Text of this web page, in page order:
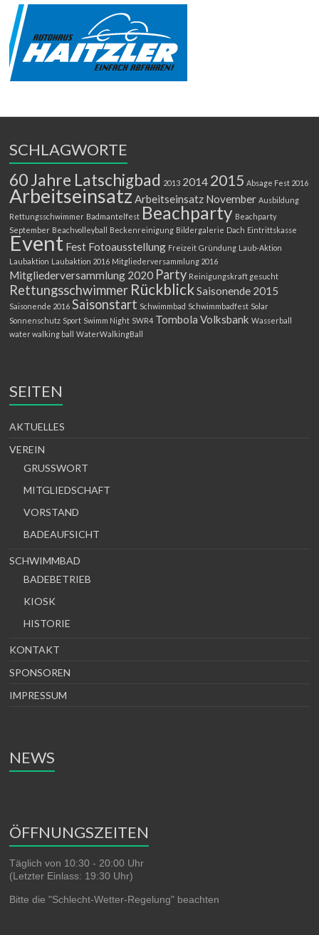
SCHLAGWORTE
60 Jahre Latschigbad 2013 2014 2015 Absage Fest 2016
ArbeitseinsatzArbeitseinsatz November Ausbildung
Rettungsschwimmer Badmantelfest Beachparty Beachparty
September Beachvolleyball Beckenreinigung Bildergalerie Dach Eintrittskasse
Event Fest Fotoausstellung Freizeit Gründung Laub-Aktion
Laubaktion Laubaktion 2016 Mitgliederversammlung 2016
Mitgliederversammlung 2020 Party Reinigungskraft gesucht
Rettungsschwimmer RückblickSaisonende 2015
Saisonende 2016 Saisonstart Schwimmbad Schwimmbadfest Solar
Sonnenschutz Sport Swimm Night SWR4 Tombola Volksbank Wasserball
water walking ball WaterWalkingBall
SEITEN
AKTUELLES
VEREIN
GRUSSWORT
MITGLIEDSCHAFT
VORSTAND
BADEAUFSICHT
SCHWIMMBAD
BADEBETRIEB
KIOSK
HISTORIE
KONTAKT
SPONSOREN
IMPRESSUM
NEWS
ÖFFNUNGSZEITEN
Täglich von 10:30 - 20:00 Uhr
(Letzter Einlass: 19:30 Uhr)
Bitte die "Schlecht-Wetter-Regelung" beachten